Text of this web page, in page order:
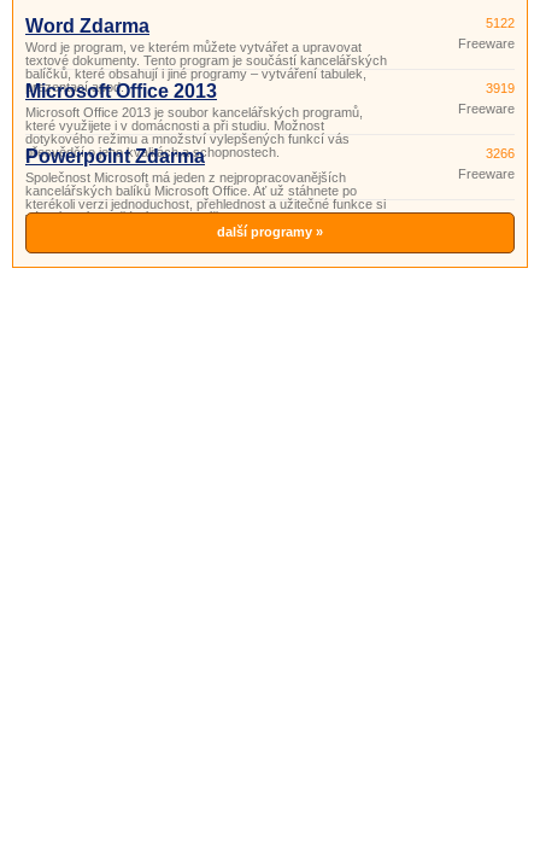
Word Zdarma
Word je program, ve kterém můžete vytvářet a upravovat
textové dokumenty. Tento program je součástí kancelářských
balíčků, které obsahují i ​​jiné programy – vytváření tabulek,
prezentací apod.
5122
Freeware
Microsoft Office 2013
Microsoft Office 2013 je soubor kancelářských programů,
které využijete i v domácnosti a při studiu. Možnost
dotykového režimu a množství vylepšených funkcí vás
přesvědčí o jeho kvalitách a schopnostech.
3919
Freeware
Powerpoint Zdarma
Společnost Microsoft má jeden z nejpropracovanějších
kancelářských balíků Microsoft Office. Ať už stáhnete po
kterékoli verzi jednoduchost, přehlednost a užitečné funkce si
vás získají. Součástí tohoto balíčku je i program PowerPoint.
Powerpoint je program vhodný pro přípravu a prohlížení pr
3266
Freeware
další programy »